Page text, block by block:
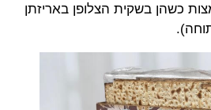
כשהן בשקית הצלופן באריזתן